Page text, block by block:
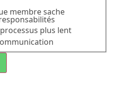
membre sache
plus lent